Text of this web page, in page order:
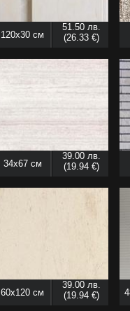
120x30 см
51.50 лв.
(26.33 €)
34x67 см
39.00 лв.
(19.94 €)
60x120 см
39.00 лв.
(19.94 €)